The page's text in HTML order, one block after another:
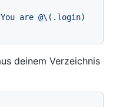
are @\(.login)
deinem Verzeichnis